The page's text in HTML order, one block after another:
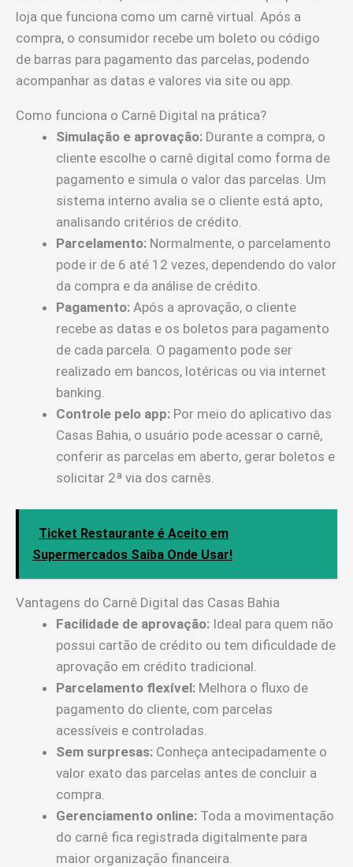
loja que funciona como um carnê virtual. Após a
compra, o consumidor recebe um boleto ou código
de barras para pagamento das parcelas, podendo
acompanhar as datas e valores via site ou app.
Como funciona o Carnê Digital na prática?
Simulação e aprovação: Durante a compra, o
cliente escolhe o carnê digital como forma de
pagamento e simula o valor das parcelas. Um
sistema interno avalia se o cliente está apto,
analisando critérios de crédito.
Parcelamento: Normalmente, o parcelamento
pode ir de 6 até 12 vezes, dependendo do valor
da compra e da análise de crédito.
Pagamento: Após a aprovação, o cliente
recebe as datas e os boletos para pagamento
de cada parcela. O pagamento pode ser
realizado em bancos, lotéricas ou via internet
banking.
Controle pelo app: Por meio do aplicativo das
Casas Bahia, o usuário pode acessar o carnê,
conferir as parcelas em aberto, gerar boletos e
solicitar 2ª via dos carnês.
Ticket Restaurante é Aceito em
Supermercados Saiba Onde Usar!
Vantagens do Carnê Digital das Casas Bahia
Facilidade de aprovação: Ideal para quem não
possui cartão de crédito ou tem dificuldade de
aprovação em crédito tradicional.
Parcelamento flexível: Melhora o fluxo de
pagamento do cliente, com parcelas
acessíveis e controladas.
Sem surpresas: Conheça antecipadamente o
valor exato das parcelas antes de concluir a
compra.
Gerenciamento online: Toda a movimentação
do carnê fica registrada digitalmente para
maior organização financeira.